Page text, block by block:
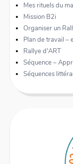
Mes rituels du
Mission B2i
Organiser un
Plan de travail –
Rallye d'ART
Séquence –
Séquences